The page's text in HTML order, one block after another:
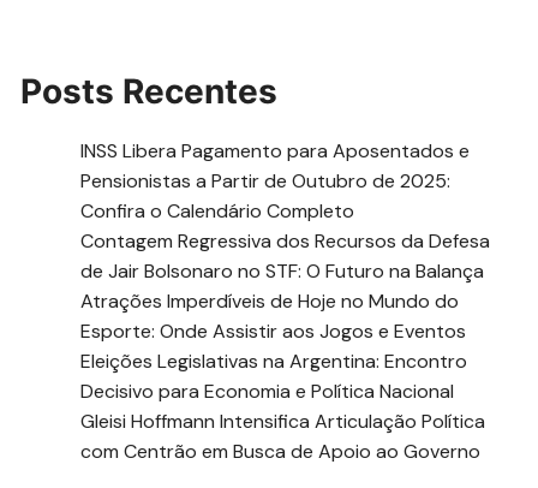
Posts Recentes
INSS Libera Pagamento para Aposentados e
Pensionistas a Partir de Outubro de 2025:
Confira o Calendário Completo
Contagem Regressiva dos Recursos da Defesa
de Jair Bolsonaro no STF: O Futuro na Balança
Atrações Imperdíveis de Hoje no Mundo do
Esporte: Onde Assistir aos Jogos e Eventos
Eleições Legislativas na Argentina: Encontro
Decisivo para Economia e Política Nacional
Gleisi Hoffmann Intensifica Articulação Política
com Centrão em Busca de Apoio ao Governo